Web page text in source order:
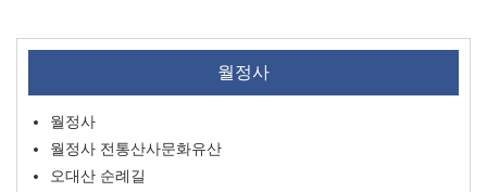
월정사
월정사
월정사 전통산사문화유산
오대산 순례길